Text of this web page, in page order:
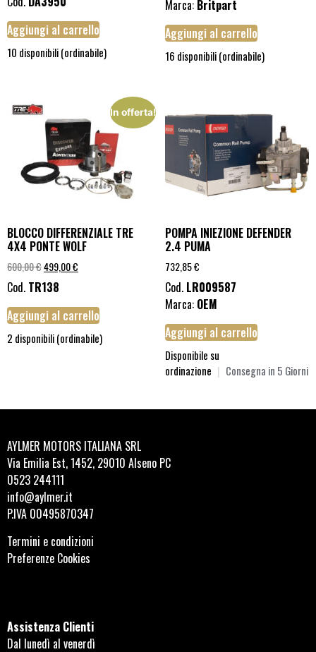
Aggiungi al carrello
10 disponibili (ordinabile)
Marca: Britpart
Aggiungi al carrello
16 disponibili (ordinabile)
In offerta!
BLOCCO DIFFERENZIALE TRE
4X4 PONTE WOLF
600,00€499,00€
Cod. TR138
Aggiungi al carrello
2 disponibili (ordinabile)
POMPA INIEZIONE DEFENDER
2.4 PUMA
732,85€
Cod. LR009587
Marca: OEM
Aggiungi al carrello
Disponibile su
ordinazione | Consegna in 5 Giorni
AYLMER MOTORS ITALIANA SRL
Via Emilia Est, 1452, 29010 Alseno PC
0523 244111
info@aylmer.it
P.IVA 00495870347
Termini e condizioni
Preferenze Cookies
Assistenza Clienti
Dal lunedì al venerdì